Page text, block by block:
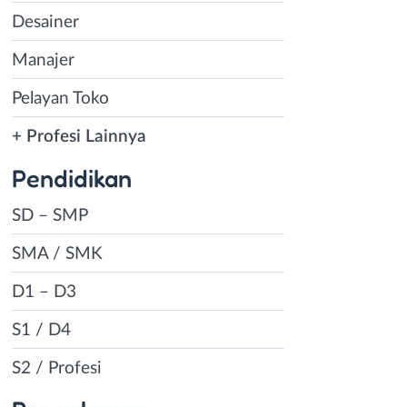
Desainer
Manajer
Pelayan Toko
+ Profesi Lainnya
Pendidikan
SD – SMP
SMA / SMK
D1 – D3
S1 / D4
S2 / Profesi